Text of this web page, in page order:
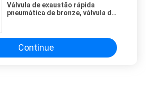
Válvula de exaustão rápida
pneumática de bronze, válvula de
Continue